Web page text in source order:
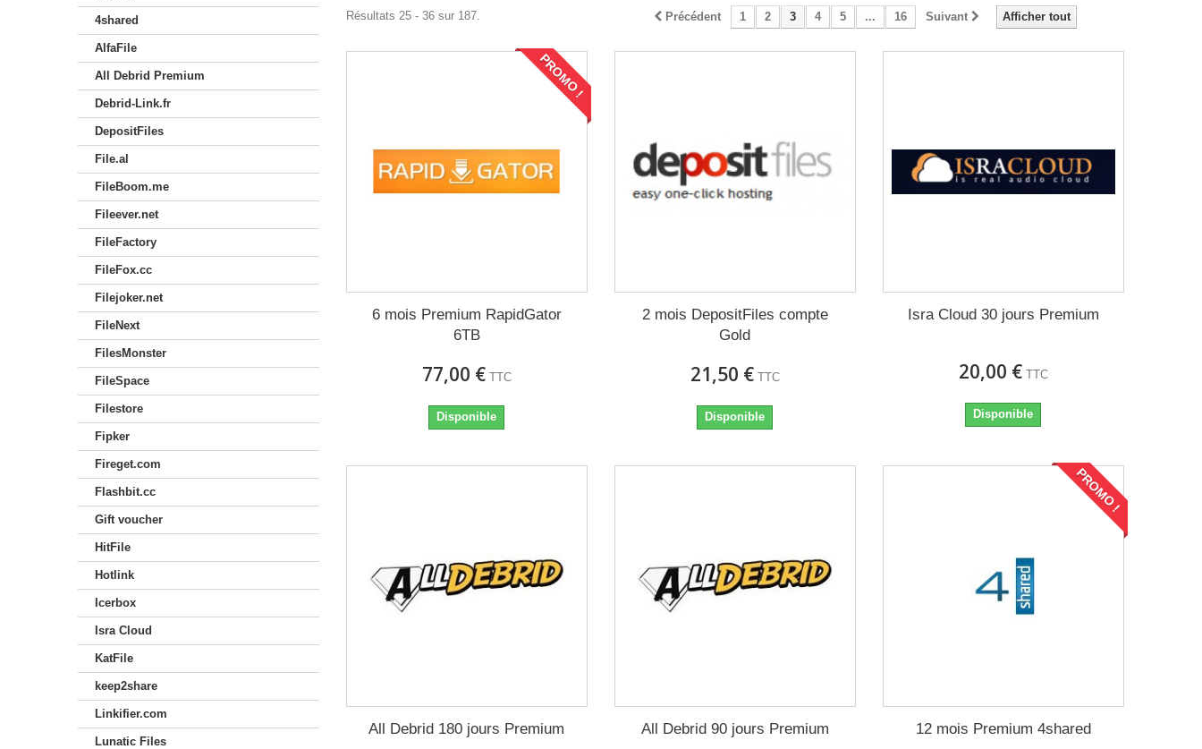
4shared
AlfaFile
All Debrid Premium
Debrid-Link.fr
DepositFiles
File.al
FileBoom.me
Fileever.net
FileFactory
FileFox.cc
Filejoker.net
FileNext
FilesMonster
FileSpace
Filestore
Fipker
Fireget.com
Flashbit.cc
Gift voucher
HitFile
Hotlink
Icerbox
Isra Cloud
KatFile
keep2share
Linkifier.com
Lunatic Files
Afficher tout
Précédent 1 2 3 4 5 ... 16 Suivant
Résultats 25 - 36 sur 187.
PROMO !
6 mois Premium RapidGator
6TB
77,00 € TTC
Disponible
2 mois DepositFiles compte
Gold
21,50 € TTC
Disponible
Isra Cloud 30 jours Premium
20,00 € TTC
Disponible
All Debrid 180 jours Premium All Debrid 90 jours Premium
PROMO !
12 mois Premium 4shared